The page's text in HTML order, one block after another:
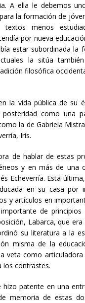
A ella le debemos
la formación de
menos
por nueva
estar subordinada la
la sitúa
filosófica
la vida pública de su
como una
la de Gabriela
Iris.
de hablar de estas
y en más de una
Echeverría. Esta
en su casa por
y artículos en
de
Labarca, que
su literatura a la
misma de la
veta como
los contrastes.
patente en una
memoria de estas